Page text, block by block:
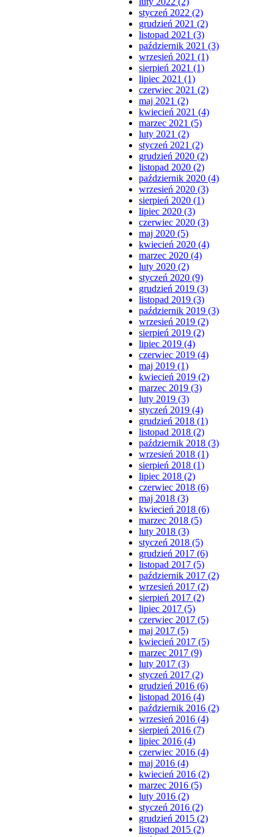
styczeń 2022 (2)
grudzień 2021 (2)
listopad 2021 (3)
październik 2021 (3)
wrzesień 2021 (1)
sierpień 2021 (1)
lipiec 2021 (1)
czerwiec 2021 (2)
maj 2021 (2)
kwiecień 2021 (4)
marzec 2021 (5)
luty 2021 (2)
styczeń 2021 (2)
grudzień 2020 (2)
listopad 2020 (2)
październik 2020 (4)
wrzesień 2020 (3)
sierpień 2020 (1)
lipiec 2020 (3)
czerwiec 2020 (3)
maj 2020 (5)
kwiecień 2020 (4)
marzec 2020 (4)
luty 2020 (2)
styczeń 2020 (9)
grudzień 2019 (3)
listopad 2019 (3)
październik 2019 (3)
wrzesień 2019 (2)
sierpień 2019 (2)
lipiec 2019 (4)
czerwiec 2019 (4)
maj 2019 (1)
kwiecień 2019 (2)
marzec 2019 (3)
luty 2019 (3)
styczeń 2019 (4)
grudzień 2018 (1)
listopad 2018 (2)
październik 2018 (3)
wrzesień 2018 (1)
sierpień 2018 (1)
lipiec 2018 (2)
czerwiec 2018 (6)
maj 2018 (3)
kwiecień 2018 (6)
marzec 2018 (5)
luty 2018 (3)
styczeń 2018 (5)
grudzień 2017 (6)
listopad 2017 (5)
październik 2017 (2)
wrzesień 2017 (2)
sierpień 2017 (2)
lipiec 2017 (5)
czerwiec 2017 (5)
maj 2017 (5)
kwiecień 2017 (5)
marzec 2017 (9)
luty 2017 (3)
styczeń 2017 (2)
grudzień 2016 (6)
listopad 2016 (4)
październik 2016 (2)
wrzesień 2016 (4)
sierpień 2016 (7)
lipiec 2016 (4)
czerwiec 2016 (4)
maj 2016 (4)
kwiecień 2016 (2)
marzec 2016 (5)
luty 2016 (2)
styczeń 2016 (2)
grudzień 2015 (2)
listopad 2015 (2)